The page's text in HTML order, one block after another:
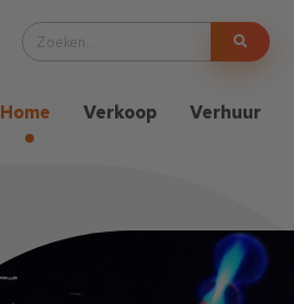
Home Verkoop Verhuur